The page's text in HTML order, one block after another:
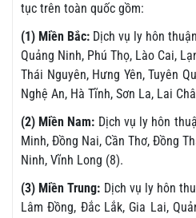
tục trên toàn quốc gồm:
(1) Miền Bắc: Dịch vụ ly hôn
Quảng Ninh, Phú Thọ, Lào Cai,
Thái Nguyên, Hưng Yên, Tuyên
Nghệ An, Hà Tĩnh, Sơn La, Lai
(2) Miền Nam: Dịch vụ ly hôn
Minh, Đồng Nai, Cần Thơ, Đồng
Ninh, Vĩnh Long (8).
(3) Miền Trung: Dịch vụ ly hôn
Lâm Đồng, Đắc Lắk, Gia Lai,